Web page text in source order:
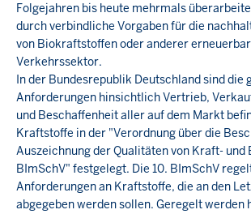
Folgejahren bis heute mehrmals
durch verbindliche Vorgaben für die
von Biokraftstoffen oder anderer
Verkehrssektor.
In der Bundesrepublik Deutschland sind die
Anforderungen hinsichtlich Vertrieb,
und Beschaffenheit aller auf dem Markt
Kraftstoffe in der "Verordnung über die
Auszeichnung der Qualitäten von Kraft- und
BImSchV" festgelegt. Die 10. BImSchV
Anforderungen an Kraftstoffe, die an den
abgegeben werden sollen. Geregelt werden